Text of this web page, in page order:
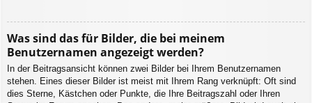
Was sind das für Bilder, die bei meinem
Benutzernamen angezeigt werden?
In der Beitragsansicht können zwei Bilder bei Ihrem Benutzernamen
stehen. Eines dieser Bilder ist meist mit Ihrem Rang verknüpft: Oft sind
dies Sterne, Kästchen oder Punkte, die Ihre Beitragszahl oder Ihren